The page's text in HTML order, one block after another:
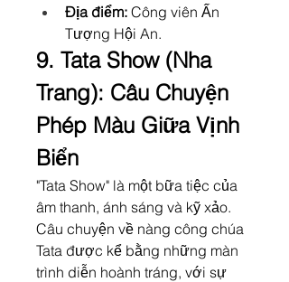
Địa điểm: Công viên Ấn
Tượng Hội An.
9. Tata Show (Nha
Trang): Câu Chuyện
Phép Màu Giữa Vịnh
Biển
"Tata Show" là một bữa tiệc của
âm thanh, ánh sáng và kỹ xảo.
Câu chuyện về nàng công chúa
Tata được kể bằng những màn
trình diễn hoành tráng, với sự